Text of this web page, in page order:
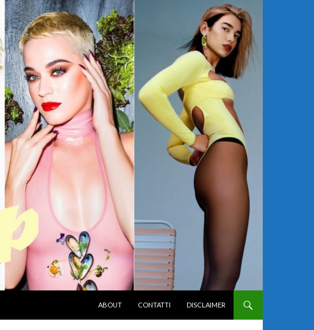
ABOUT
CONTATTI DISCLAIMER